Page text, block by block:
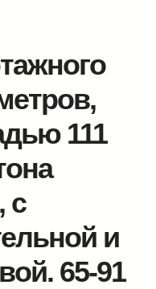
111
c
и
65-91